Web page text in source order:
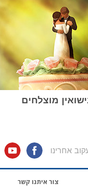
מוצלחים
אחרינו
צור איתנו קשר